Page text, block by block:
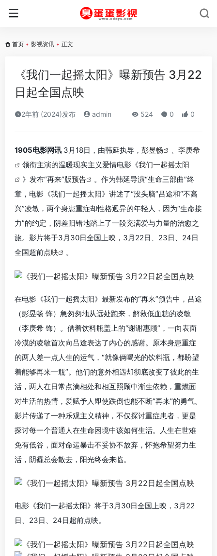
首页 • 影视资讯 • 正文
《我们一起摇太阳》曝新预告 3月22
日起全国点映
2年前 (2024)发布 admin 524 0 0
1905电影网讯 3月18日，由韩延执导， 彭昱畅 、 李庚希
领衔主演的温暖现实主义爱情电影《我们一起摇太阳
》发布“再来”版预告
。作为韩延导演“生命三部曲”终
章，电影《我们一起摇太阳》讲述了“没头脑”吕途和“不高
兴”凌敏，两个身患重症却性格迥异的年轻人，因为“生命接
力”的约定，阴差阳错地踏上了一段充满爱与力量的治愈之
旅。影片将于3月30日全国上映，3月22日、23日、24日
全国超前点映 。
在电影《我们一起摇太阳》最新发布的“再来”预告中，吕途
（彭昱畅 饰）急匆匆地从远处跑来，解救低血糖的凌敏
（李庚希 饰）。借着饮料瓶盖上的“谢谢惠顾”，一向表面
冷漠的凌敏首次向吕途表达了内心的感谢。原本身患重症
的两人差一点人生的运气，“就像俩喝光的饮料瓶，都盼望
着能够再来一瓶”。他们的意外相遇却彻底改变了彼此的生
活，两人在日常点滴相处和相互照顾中渐生依赖，重燃面
对生活的热情，爱赋予人即使跌倒也能不断“再来”的勇气。
影片传递了一种乐观主义精神，不仅探讨重症患者，更是
探讨每一个普通人在生命困境中该如何生活。人生在世难
免有低谷，面对命运暴击不妥协不放弃，怀抱希望努力生
活，阴霾总会散去，阳光终会来临。
电影《我们一起摇太阳》将于3月30日全国上映，3月22
日、23日、24日超前点映。